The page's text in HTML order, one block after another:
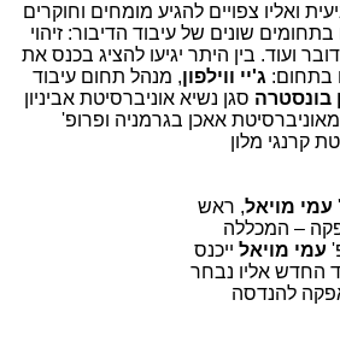
ואליו צפויים להגיע מומחים וחוקרים
שונים של עיבוד הדיבור: זיהוי
ועוד. בין היתר יגיעו להציג בכנס את
בתחום: ג'יי ווילפון, מנהל תחום עיבוד
בונסטרה סגן נשיא אוניברסיטת אביניון
מאוניברסיטת אאכן בגרמניה ופרופ'
קרנגי מלון
עמי מויאל, ראש
– המכללה
עמי מויאל ייכנס
החדש אליו נבחר
להנדסה